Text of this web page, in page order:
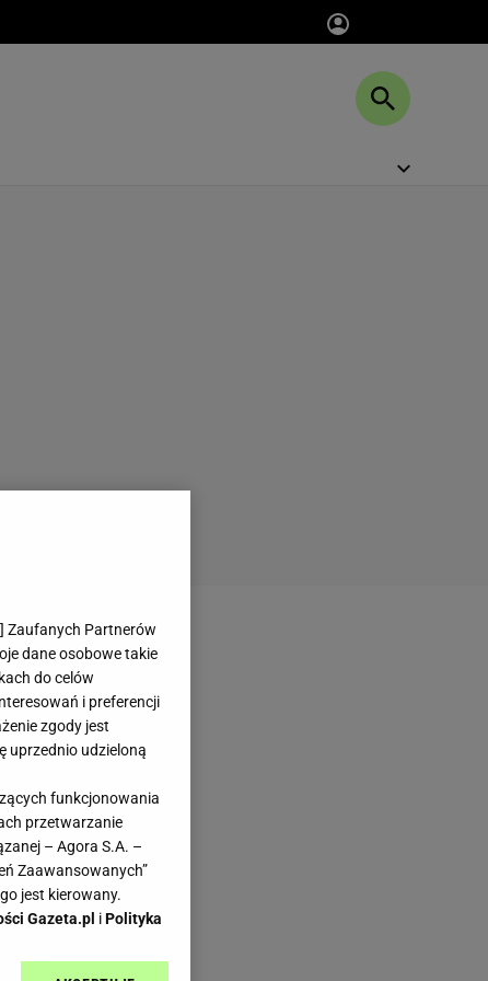
] Zaufanych Partnerów
dane osobowe takie
do celów
i preferencji
zgody jest
uprzednio udzieloną
funkcjonowania
przetwarzanie
– Agora S.A. –
Zaawansowanych”
jest kierowany.
Gazeta.pl iPolityka